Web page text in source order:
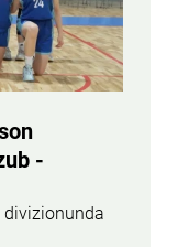
-
divizionunda